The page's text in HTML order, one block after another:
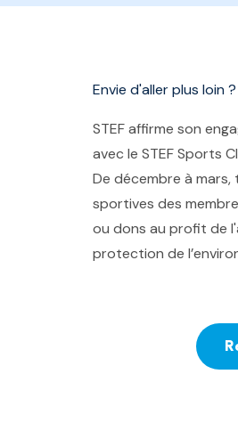
Envie d'aller plus loin ?
STEF affirme son
avec le STEF Sports
De décembre à
sportives des
ou dons au profit de
protection de